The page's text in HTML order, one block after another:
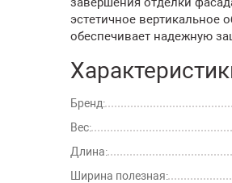
эстетичное вертикальное
обеспечивает надежную
Бренд:
Вес:
Длина:
Ширина полезная: